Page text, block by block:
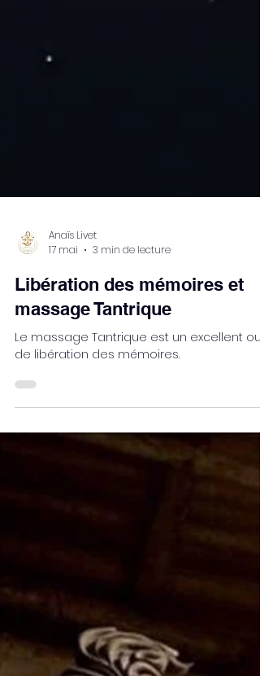
Anaïs Livet
17 mai
3 min de lecture
Libération des mémoires et
massage Tantrique
Le massage Tantrique est un excellent
de libération des mémoires.